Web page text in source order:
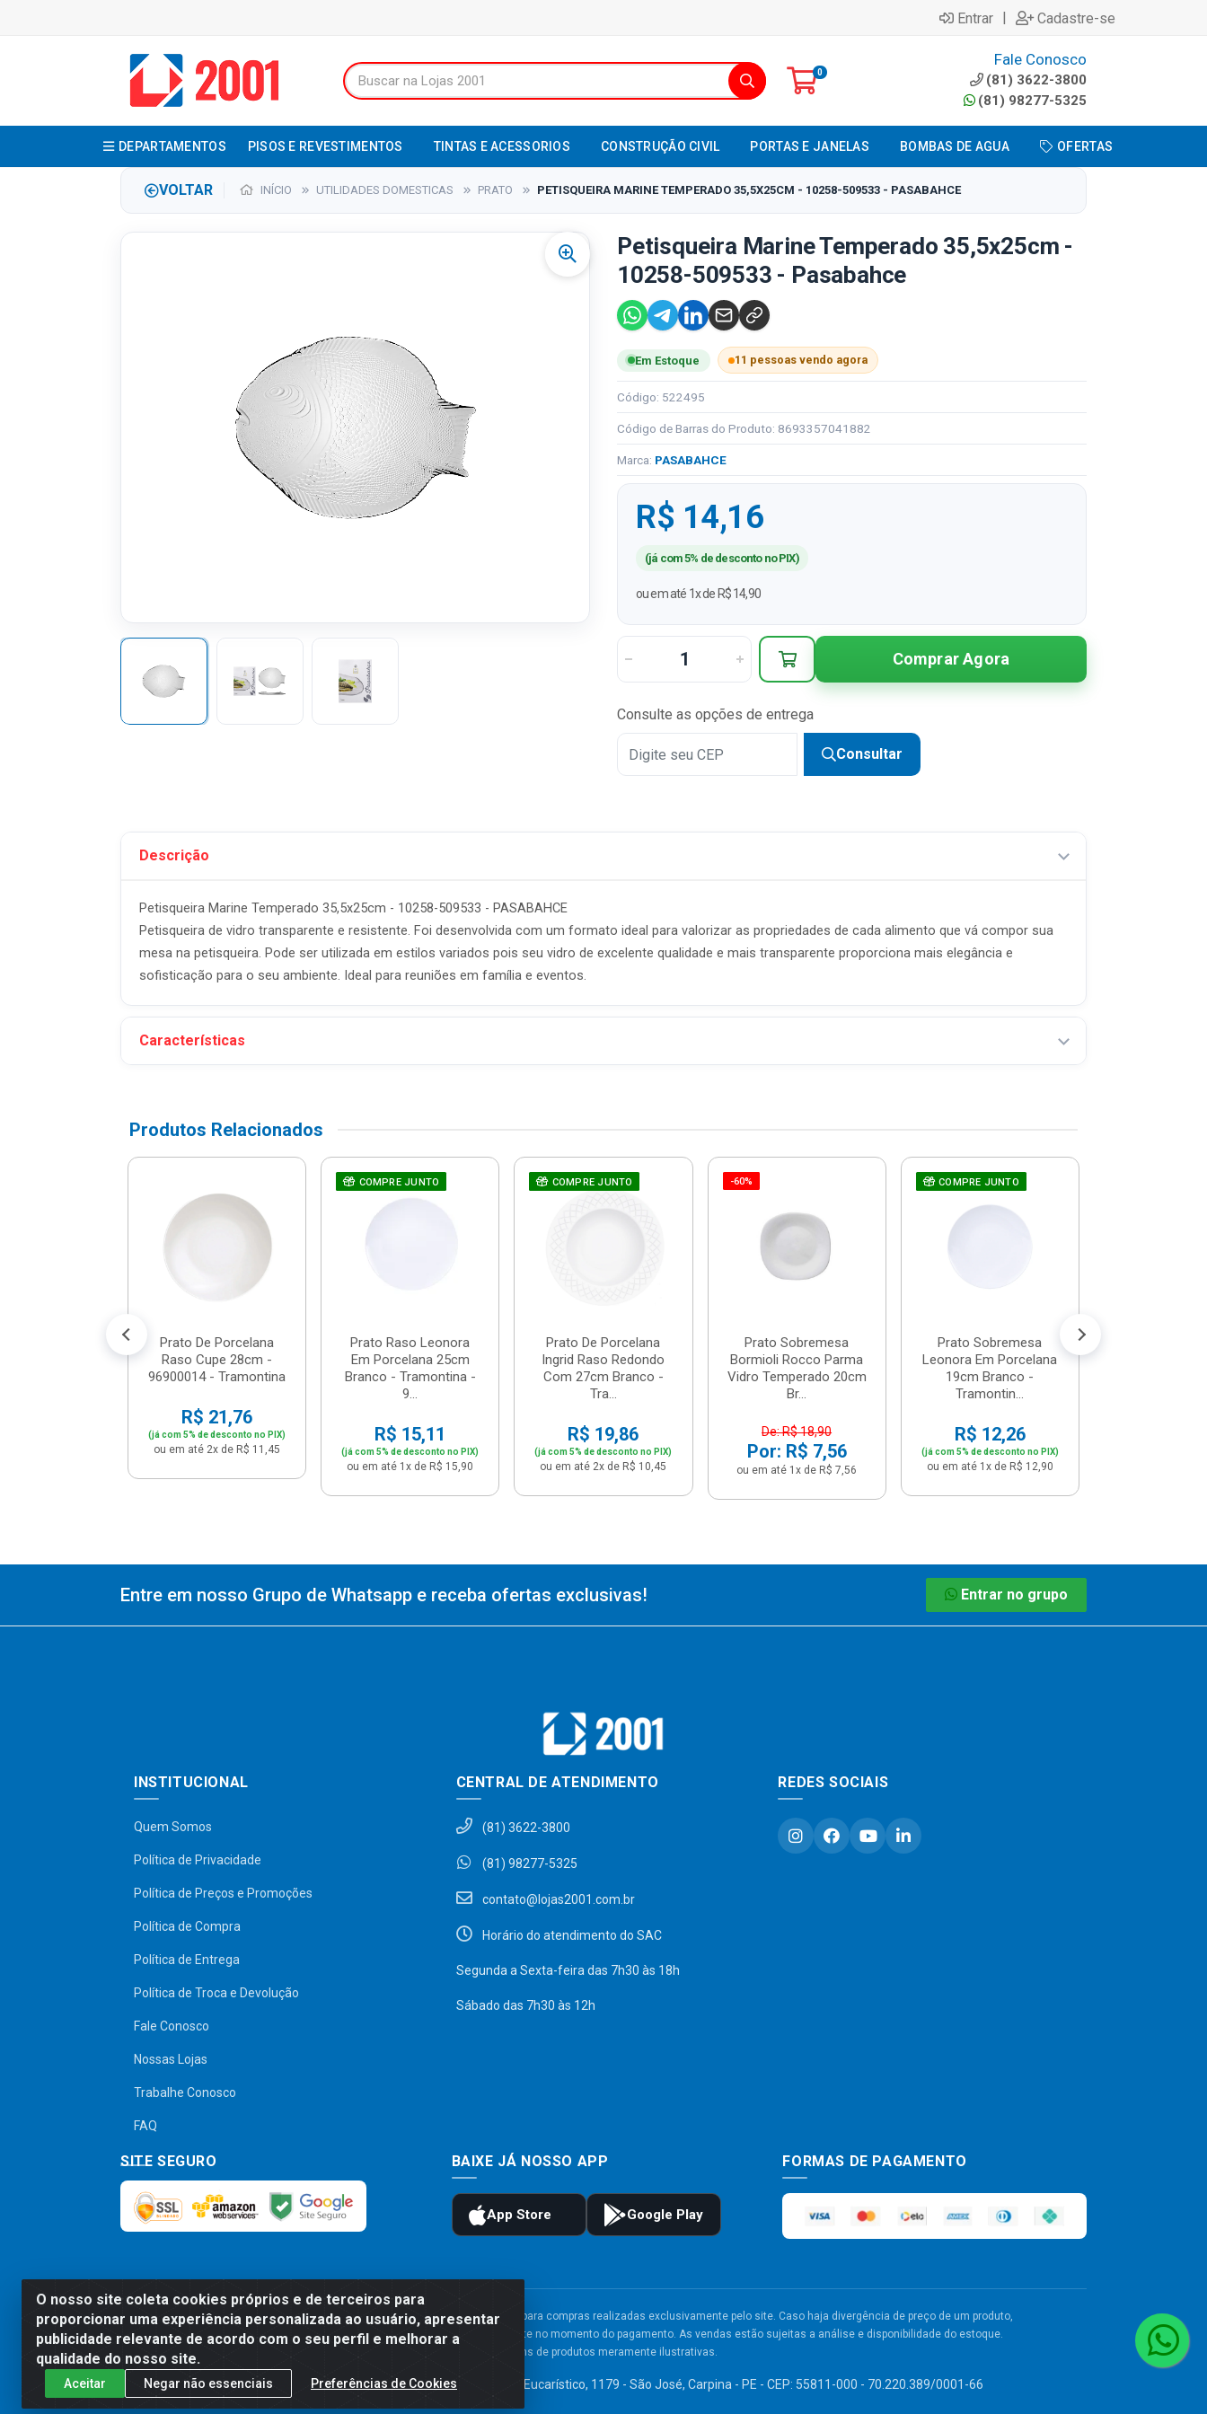
Entrar | Cadastre-se
0
Fale Conosco
(81) 3622-3800
(81) 98277-5325
DEPARTAMENTOS PISOS E REVESTIMENTOS TINTAS E ACESSORIOS CONSTRUÇÃO CIVIL PORTAS E JANELAS BOMBAS DE AGUA OFERTAS
VOLTAR INÍCIO UTILIDADES DOMESTICAS PRATO PETISQUEIRA MARINE TEMPERADO 35,5X25CM - 10258-509533 - PASABAHCE
Petisqueira Marine Temperado 35,5x25cm -
10258-509533 - Pasabahce
Em Estoque 11 pessoas vendo agora
Código: 522495
Código de Barras do Produto: 8693357041882
Marca: PASABAHCE
R$ 14,16
(já com 5% de desconto no PIX)
ou em até 1x de R$ 14,90
Comprar Agora
Consulte as opções de entrega
Consultar
Descrição
Petisqueira Marine Temperado 35,5x25cm - 10258-509533 - PASABAHCE
Petisqueira de vidro transparente e resistente. Foi desenvolvida com um formato ideal para valorizar as propriedades de cada alimento que vá compor sua
mesa na petisqueira. Pode ser utilizada em estilos variados pois seu vidro de excelente qualidade e mais transparente proporciona mais elegância e
sofisticação para o seu ambiente. Ideal para reuniões em família e eventos.
Características
Produtos Relacionados
Prato De Porcelana
Raso Cupe 28cm -
96900014 - Tramontina
R$ 21,76
(já com 5% de desconto no PIX)
ou em até 2x de R$ 11,45
COMPRE JUNTO
Prato Raso Leonora
Em Porcelana 25cm
Branco - Tramontina -
9...
R$ 15,11
(já com 5% de desconto no PIX)
ou em até 1x de R$ 15,90
COMPRE JUNTO
Prato De Porcelana
Ingrid Raso Redondo
Com 27cm Branco -
Tra...
R$ 19,86
(já com 5% de desconto no PIX)
ou em até 2x de R$ 10,45
-60%
Prato Sobremesa
Bormioli Rocco Parma
Vidro Temperado 20cm
Br...
De: R$ 18,90
Por: R$ 7,56
ou em até 1x de R$ 7,56
COMPRE JUNTO
Prato Sobremesa
Leonora Em Porcelana
19cm Branco -
Tramontin...
R$ 12,26
(já com 5% de desconto no PIX)
ou em até 1x de R$ 12,90
O nosso site coleta cookies próprios e de terceiros para
proporcionar uma experiência personalizada ao usuário, apresentar
publicidade relevante de acordo com o seu perfil e melhorar a
qualidade do nosso site.
Aceitar Negar não essenciais Preferências de Cookies
Entre em nosso Grupo de Whatsapp e receba ofertas exclusivas! Entrar no grupo
INSTITUCIONAL
Quem Somos
Política de Privacidade
Política de Preços e Promoções
Política de Compra
Política de Entrega
Política de Troca e Devolução
Fale Conosco
Nossas Lojas
Trabalhe Conosco
FAQ
CENTRAL DE ATENDIMENTO
(81) 3622-3800
(81) 98277-5325
contato@lojas2001.com.br
Horário do atendimento do SAC
Segunda a Sexta-feira das 7h30 às 18h
Sábado das 7h30 às 12h
REDES SOCIAIS
SITE SEGURO BAIXE JÁ NOSSO APP FORMAS DE PAGAMENTO
Preços, promoções, condições de pagamento e frete são válidos para compras realizadas exclusivamente pelo site. Caso haja divergência de preço de um produto,
será válido o preço que for exibido no carrinho de compras do site no momento do pagamento. As vendas estão sujeitas a análise e disponibilidade do estoque.
Imagens de produtos meramente ilustrativas.
Comercial de Construção 2001 LTDA - Av. Congresso Eucarístico, 1179 - São José, Carpina - PE - CEP: 55811-000 - 70.220.389/0001-66